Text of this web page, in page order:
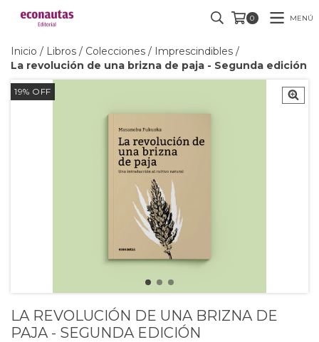
0 MENÚ
Inicio / Libros / Colecciones / Imprescindibles /
La revolución de una brizna de paja - Segunda edición
19% OFF
LA REVOLUCIÓN DE UNA BRIZNA DE
PAJA - SEGUNDA EDICIÓN